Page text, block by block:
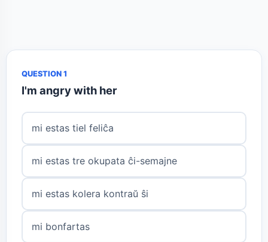
QUESTION 1
I'm angry with her
mi estas tiel feliĉa
mi estas tre okupata ĉi-semajne
mi estas kolera kontraŭ ŝi
mi bonfartas